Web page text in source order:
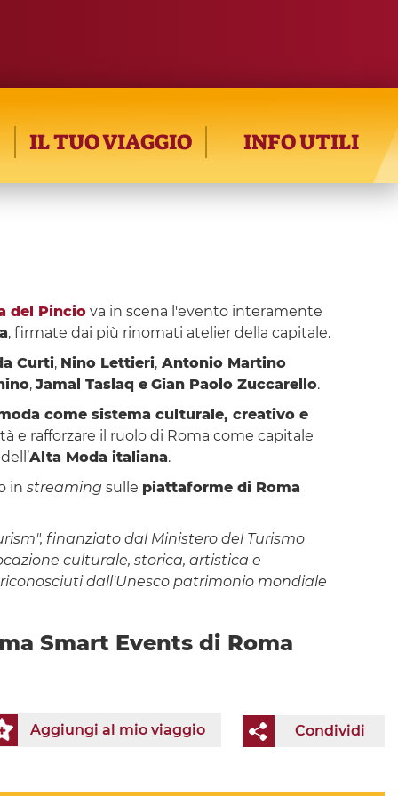
IL TUO VIAGGIO INFO UTILI
del Pinciova in scena l'evento interamente
, firmate dai più rinomati atelier della capitale.
Curti, Nino Lettieri,Antonio Martino
, Jamal Taslaq e Gian Paolo Zuccarello.
come sistema culturale, creativo e
e rafforzare il ruolo di Roma come capitale
Alta Moda italiana.
in streamingsulle piattaforme di Roma
finanziato dal Ministero del Turismo
culturale, storica, artistica e
dall'Unesco patrimonio mondiale
Smart Events di Roma
Condividi
Aggiungi al mio viaggio